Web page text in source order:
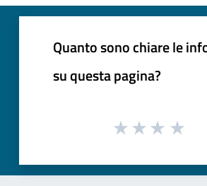
Quanto sono chiare le
su questa pagina?